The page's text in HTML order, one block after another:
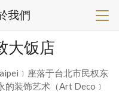
我們
大饭店
座落于台北市民权东
装饰艺术（Art Deco﹞